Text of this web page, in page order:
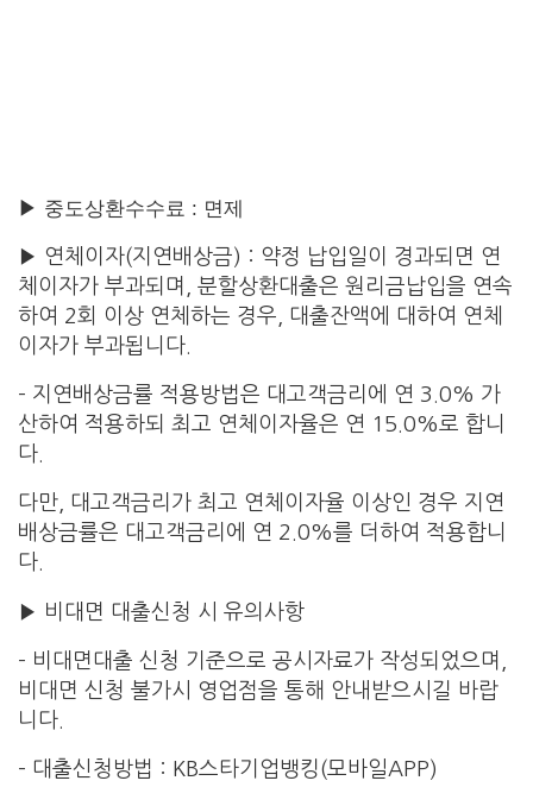
▶ 중도상환수수료 : 면제
▶ 연체이자(지연배상금) : 약정 납입일이 경과되면 연
체이자가 부과되며, 분할상환대출은 원리금납입을 연속
하여 2회 이상 연체하는 경우, 대출잔액에 대하여 연체
이자가 부과됩니다.
– 지연배상금률 적용방법은 대고객금리에 연 3.0% 가
산하여 적용하되 최고 연체이자율은 연 15.0%로 합니
다.
다만, 대고객금리가 최고 연체이자율 이상인 경우 지연
배상금률은 대고객금리에 연 2.0%를 더하여 적용합니
다.
▶ 비대면 대출신청 시 유의사항
– 비대면대출 신청 기준으로 공시자료가 작성되었으며,
비대면 신청 불가시 영업점을 통해 안내받으시길 바랍
니다.
– 대출신청방법 : KB스타기업뱅킹(모바일APP)